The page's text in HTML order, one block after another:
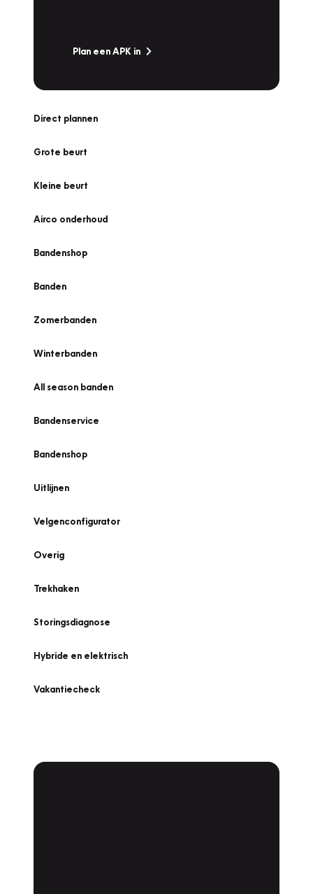
Plan een APK in
Direct plannen
Grote beurt
Kleine beurt
Airco onderhoud
Bandenshop
Banden
Zomerbanden
Winterbanden
All season banden
Bandenservice
Bandenshop
Uitlijnen
Velgenconfigurator
Overig
Trekhaken
Storingsdiagnose
Hybride en elektrisch
Vakantiecheck